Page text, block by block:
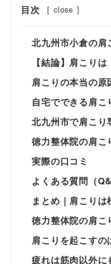
目次 [ close ]
北九州市小倉の肩
【結論】肩こり
肩こりの本当の原
自宅でできる肩こ
北九州市で肩こり
徳力整体院の肩こ
実際の口コミ
よくある質問（
まとめ｜肩こり
徳力整体院の肩こ
肩こりを起こすの
疲れは筋肉以外に